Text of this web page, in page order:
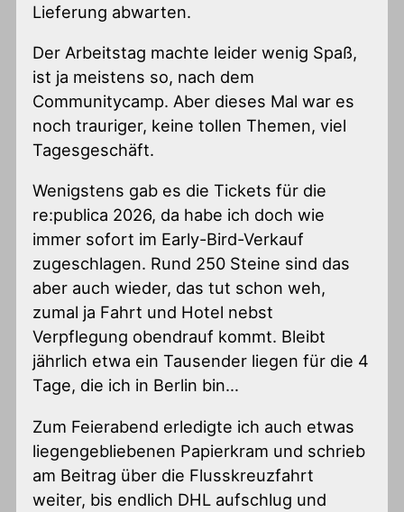
Lieferung abwarten.
Der Arbeitstag machte leider wenig Spaß,
ist ja meistens so, nach dem
Communitycamp. Aber dieses Mal war es
noch trauriger, keine tollen Themen, viel
Tagesgeschäft.
Wenigstens gab es die Tickets für die
re:publica 2026, da habe ich doch wie
immer sofort im Early-Bird-Verkauf
zugeschlagen. Rund 250 Steine sind das
aber auch wieder, das tut schon weh,
zumal ja Fahrt und Hotel nebst
Verpflegung obendrauf kommt. Bleibt
jährlich etwa ein Tausender liegen für die 4
Tage, die ich in Berlin bin…
Zum Feierabend erledigte ich auch etwas
liegengebliebenen Papierkram und schrieb
am Beitrag über die Flusskreuzfahrt
weiter, bis endlich DHL aufschlug und